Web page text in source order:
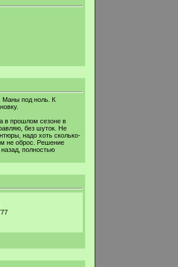
Маны под ноль. К
в прошлом сезоне в
без шуток. Не
надо хоть сколько-
не оброс. Решение
полностью